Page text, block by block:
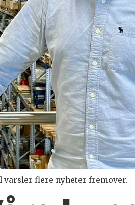
varsler flere nyheter fremover.